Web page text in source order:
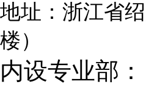
地址：浙江省
楼）
内设专业部：